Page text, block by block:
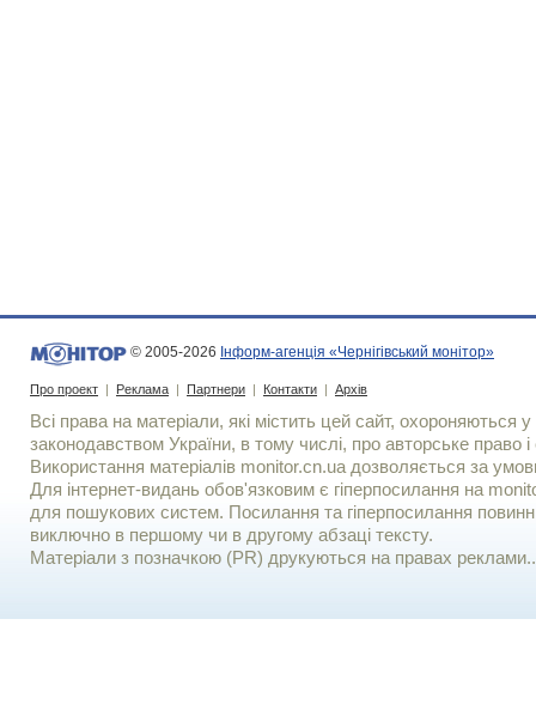
© 2005-2026 Інформ-агенція «Чернігівський монітор»
Про проект | Реклама | Партнери | Контакти | Архів
Всі права на матеріали, які містить цей сайт, охороняються у
законодавством України, в тому числі, про авторське право і
Використання матерiалiв monitor.cn.ua дозволяється за
Для iнтернет-видань обов'язковим є гiперпосилання на
для пошукових систем. Посилання та гіперпосилання
виключно в першому чи в другому абзаці тексту.
Матеріали з позначкою (PR) друкуються на правах реклами..